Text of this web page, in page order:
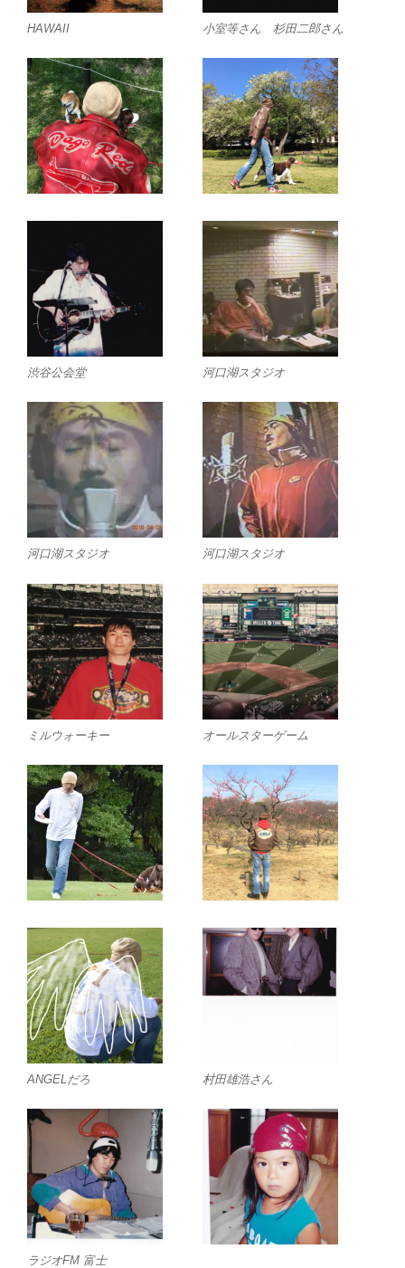
HAWAII 小室等さん 杉田二郎さん
渋谷公会堂 河口湖スタジオ
河口湖スタジオ 河口湖スタジオ
ミルウォーキー オールスターゲーム
ANGELだろ 村田雄浩さん
ラジオFM 富士